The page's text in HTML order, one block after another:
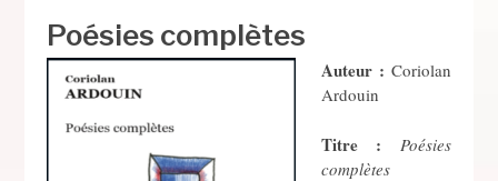
Poésies complètes
Auteur : Coriolan
Ardouin
Titre :
Poésies
complètes